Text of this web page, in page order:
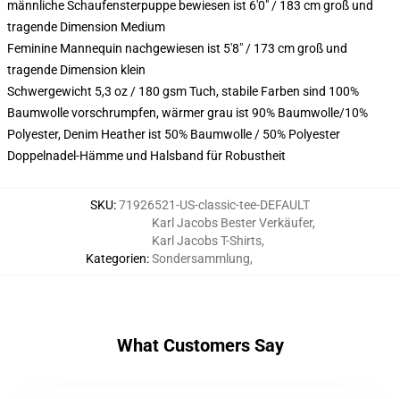
männliche Schaufensterpuppe bewiesen ist 6'0" / 183 cm groß und
tragende Dimension Medium
Feminine Mannequin nachgewiesen ist 5'8" / 173 cm groß und
tragende Dimension klein
Schwergewicht 5,3 oz / 180 gsm Tuch, stabile Farben sind 100%
Baumwolle vorschrumpfen, wärmer grau ist 90% Baumwolle/10%
Polyester, Denim Heather ist 50% Baumwolle / 50% Polyester
Doppelnadel-Hämme und Halsband für Robustheit
SKU:71926521-US-classic-tee-DEFAULT
Kategorien:
Karl Jacobs Bester Verkäufer,
Karl Jacobs T-Shirts,
Sondersammlung,
What Customers Say